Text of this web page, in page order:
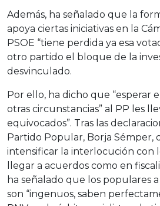
Además, ha señalado que la
apoya ciertas iniciativas en la
PSOE “tiene perdida ya esa
otro partido el bloque de la
desvinculado.
Por ello, ha dicho que “esperar
otras circunstancias” al PP les
equivocados”. Tras las
Partido Popular, Borja Sémper,
intensificar la interlocución con
llegar a acuerdos como en
ha señalado que los populares
son “ingenuos, saben